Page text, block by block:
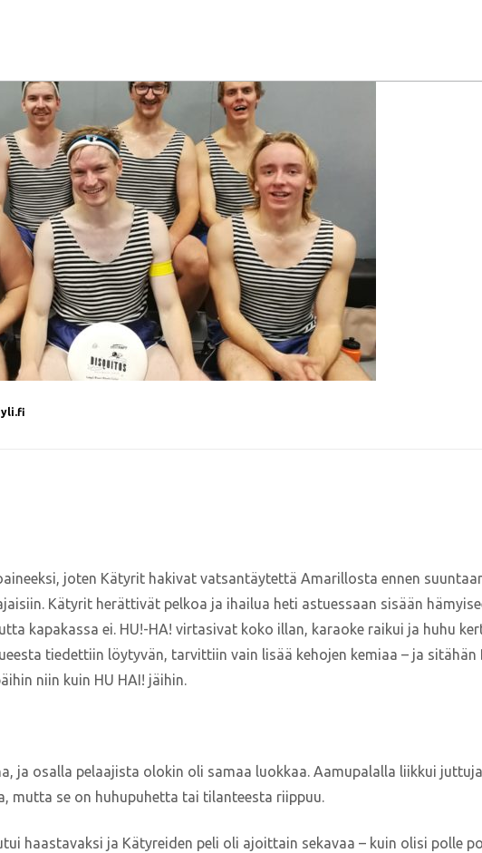
joten Kätyrit hakivat vatsantäytettä Amarillosta ennen
Kätyrit herättivät pelkoa ja ihailua heti astuessaan sisään
kapakassa ei. HU!-HA! virtasivat koko illan, karaoke raikui ja huhu
tiedettiin löytyvän, tarvittiin vain lisää kehojen kemiaa – ja sitähän
niin kuin HU HAI! jäihin.
ja osalla pelaajista olokin oli samaa luokkaa. Aamupalalla liikkui
mutta se on huhupuhetta tai tilanteesta riippuu.
haastavaksi ja Kätyreiden peli oli ajoittain sekavaa – kuin olisi polle